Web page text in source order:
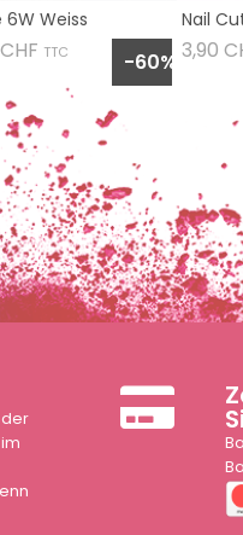
6W Weiss
-60%
Preis
TTC
Nail
3,90